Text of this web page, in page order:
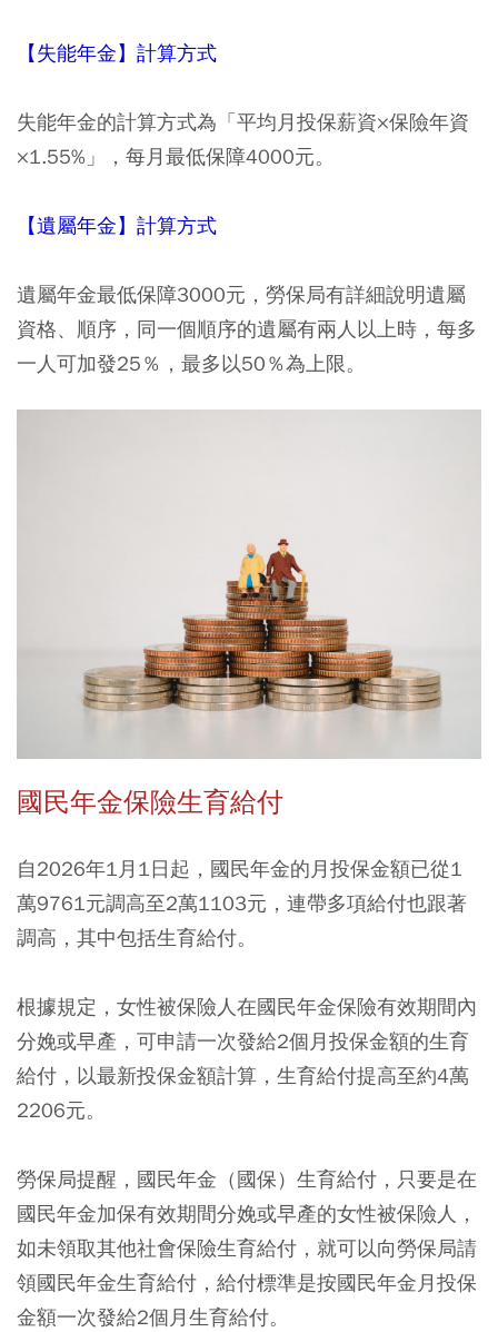
【失能年金】計算方式
失能年金的計算方式為「平均月投保薪資×保險年資
×1.55%」，每月最低保障4000元。
【遺屬年金】計算方式
遺屬年金最低保障3000元，勞保局有詳細說明遺屬
資格、順序，同一個順序的遺屬有兩人以上時，每多
一人可加發25％，最多以50％為上限。
國民年金保險生育給付
自2026年1月1日起，國民年金的月投保金額已從1
萬9761元調高至2萬1103元，連帶多項給付也跟著
調高，其中包括生育給付。
根據規定，女性被保險人在國民年金保險有效期間內
分娩或早產，可申請一次發給2個月投保金額的生育
給付，以最新投保金額計算，生育給付提高至約4萬
2206元。
勞保局提醒，國民年金（國保）生育給付，只要是在
國民年金加保有效期間分娩或早產的女性被保險人，
如未領取其他社會保險生育給付，就可以向勞保局請
領國民年金生育給付，給付標準是按國民年金月投保
金額一次發給2個月生育給付。